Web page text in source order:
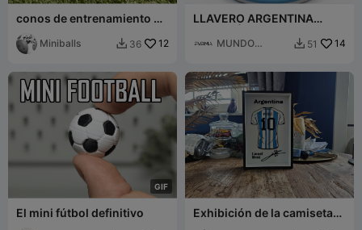
conos de entrenamiento de
Miniballs  36 12
LLAVERO ARGENTINA
MUNDO
 51 14
GIF
El mini fútbol definitivo
Exhibición de la camiseta